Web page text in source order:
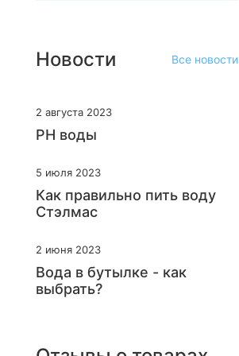
Новости Все новости
2 августа 2023
PH воды
5 июля 2023
Как правильно пить воду
Стэлмас
2 июня 2023
Вода в бутылке - как
выбрать?